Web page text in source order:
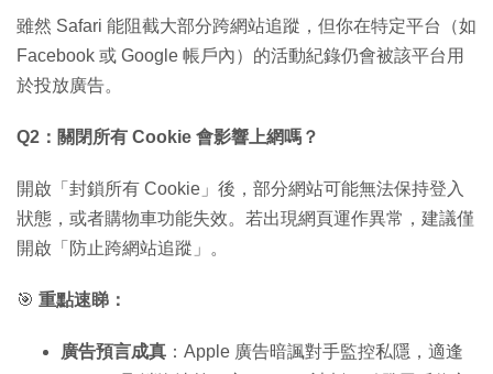
雖然 Safari 能阻截大部分跨網站追蹤，但你在特定平台（如
Facebook 或 Google 帳戶內）的活動紀錄仍會被該平台用
於投放廣告。
Q2：關閉所有 Cookie 會影響上網嗎？
開啟「封鎖所有 Cookie」後，部分網站可能無法保持登入
狀態，或者購物車功能失效。若出現網頁運作異常，建議僅
開啟「防止跨網站追蹤」。
🎯 重點速睇：
廣告預言成真 ：Apple 廣告暗諷對手監控私隱，適逢